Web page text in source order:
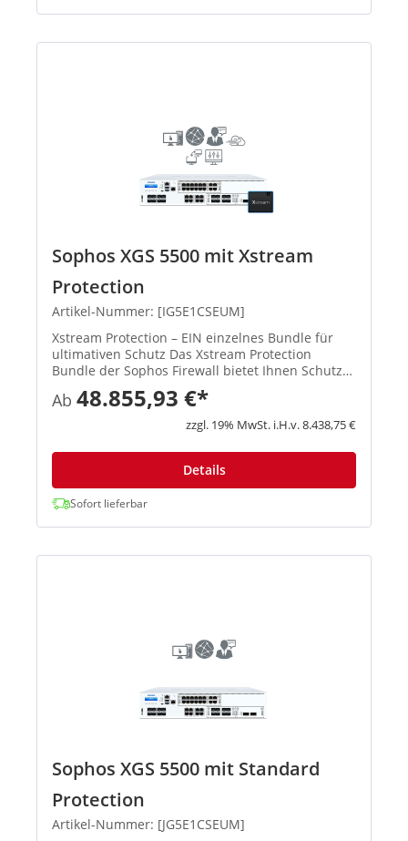
Sophos XGS 5500 mit Xstream
Protection
Artikel-Nummer: [IG5E1CSEUM]
Xstream Protection – EIN einzelnes Bundle für
ultimativen Schutz Das Xstream Protection
Bundle der Sophos Firewall bietet Ihnen Schutz
und Performance der nächsten Generation.
Außerdem erhalten Sie eine kosteneffiziente
Lösung, mit der Sie die Herau...
Ab 48.855,93 €*
zzgl. 19% MwSt. i.H.v. 8.438,75 €
Details
Sofort lieferbar
Sophos XGS 5500 mit Standard
Protection
Artikel-Nummer: [JG5E1CSEUM]